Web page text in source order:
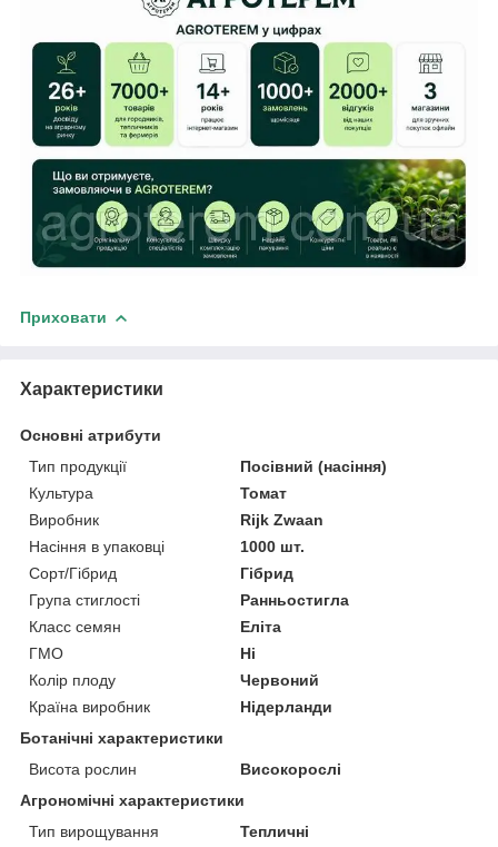
Приховати
Характеристики
Основні атрибути
Тип продукції
Посівний (насіння)
Культура
Томат
Виробник
Rijk Zwaan
Насіння в упаковці
1000 шт.
Сорт/Гібрид
Гібрид
Група стиглості
Ранньостигла
Класс семян
Еліта
ГМО
Ні
Колір плоду
Червоний
Країна виробник
Нідерланди
Ботанічні характеристики
Висота рослин
Високорослі
Агрономічні характеристики
Тип вирощування
Тепличні